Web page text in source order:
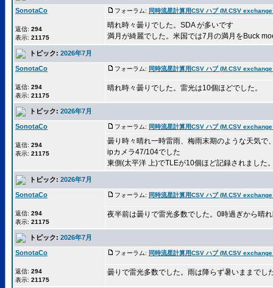
SonotaCo
返信: 294
表示: 21175
フォーラム: 同時流星計算用CSV ハブ (M.CSV
晴れ時々曇りでした。SDA が多いです
満月が綺麗でした。米国では7月の満月をBuck
トピック: 2026年7月
SonotaCo
返信: 294
表示: 21175
フォーラム: 同時流星計算用CSV ハブ (M.CSV
晴れ時々曇りでした。雷光は10個ほどでした。
トピック: 2026年7月
SonotaCo
返信: 294
表示: 21175
フォーラム: 同時流星計算用CSV ハブ (M.CSV
曇り時々晴れ一時雷雨、梅雨末期のような天気で
ipカメラ47/104でした
東側(太平洋 上)でTLEが10個ほど記録されました
トピック: 2026年7月
SonotaCo
返信: 294
表示: 21175
フォーラム: 同時流星計算用CSV ハブ (M.CSV
夜半前は曇りで雷光多数でした。0時過ぎから晴
トピック: 2026年7月
SonotaCo
返信: 294
表示: 21175
フォーラム: 同時流星計算用CSV ハブ (M.CSV
曇りで雷光多数でした。雨は降らず暑いままでし